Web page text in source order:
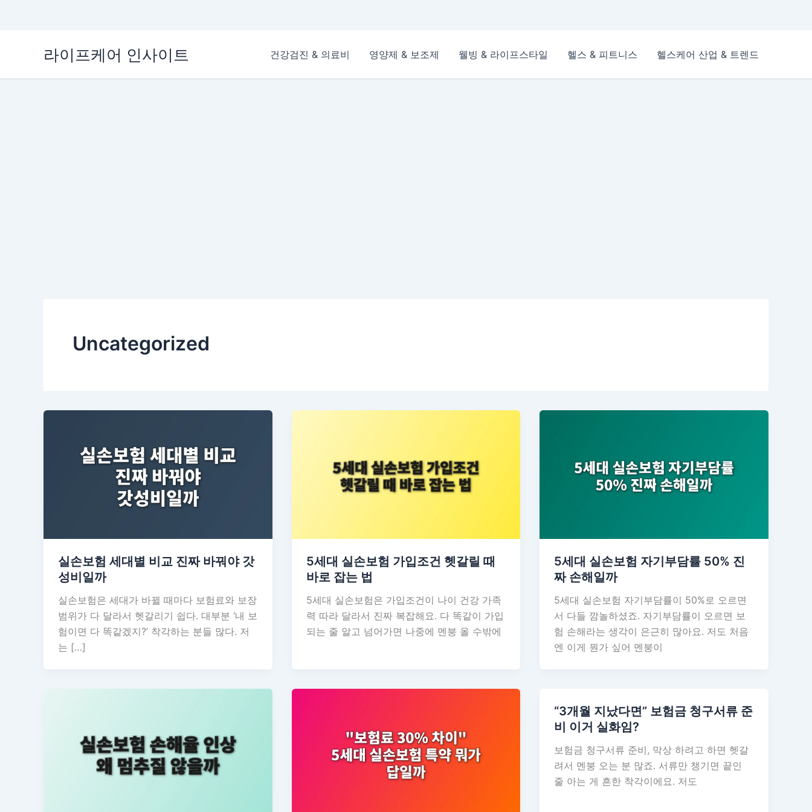
라이프케어 인사이트 건강검진 & 의료비 영양제 & 보조제 웰빙 & 라이프스타일 헬스 & 피트니스 헬스케어 산업 & 트렌드
Uncategorized
실손보험 세대별 비교 진짜 바꿔야 갓
성비일까
실손보험은 세대가 바뀔 때마다 보험료와 보장
범위가 다 달라서 헷갈리기 쉽다. 대부분 ‘내 보
험이면 다 똑같겠지?’ 착각하는 분들 많다. 저
는 […]
5세대 실손보험 가입조건 헷갈릴 때
바로 잡는 법
5세대 실손보험은 가입조건이 나이 건강 가족
력 따라 달라서 진짜 복잡해요. 다 똑같이 가입
되는 줄 알고 넘어가면 나중에 멘붕 올 수밖에
5세대 실손보험 자기부담률 50% 진
짜 손해일까
5세대 실손보험 자기부담률이 50%로 오르면
서 다들 깜놀하셨죠. 자기부담률이 오르면 보
험 손해라는 생각이 은근히 많아요. 저도 처음
엔 이게 뭔가 싶어 멘붕이
“3개월 지났다면” 보험금 청구서류 준
비 이거 실화임?
보험금 청구서류 준비, 막상 하려고 하면 헷갈
려서 멘붕 오는 분 많죠. 서류만 챙기면 끝인
줄 아는 게 흔한 착각이에요. 저도